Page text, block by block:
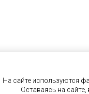
На сайте используются
Оставаясь на